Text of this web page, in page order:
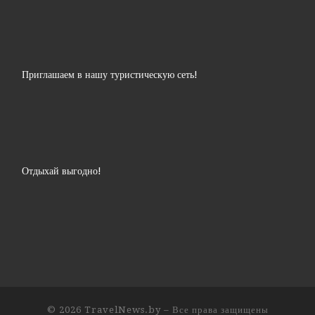
Приглашаем в нашу туристическую сеть!
Отдыхай выгодно!
© 2026 TravelNews.by– Все права защищены